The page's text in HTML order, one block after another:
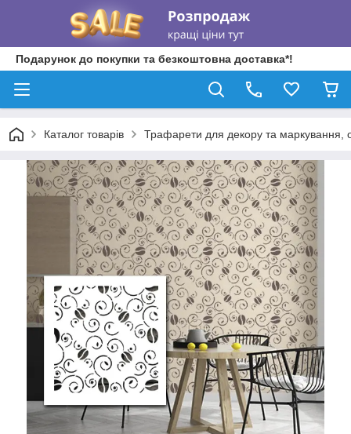
Подарунок до покупки та безкоштовна доставка*!
Каталог товарів Трафарети для декору та маркування,